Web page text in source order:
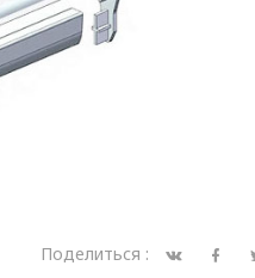
Поделиться :